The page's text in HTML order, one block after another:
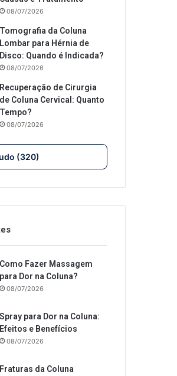
08/07/2026
Tomografia da Coluna
Lombar para Hérnia de
Disco: Quando é Indicada?
08/07/2026
Recuperação de Cirurgia
de Coluna Cervical: Quanto
Tempo?
08/07/2026
(320)
Como Fazer Massagem
para Dor na Coluna?
08/07/2026
Spray para Dor na Coluna:
Efeitos e Benefícios
08/07/2026
Fraturas da Coluna